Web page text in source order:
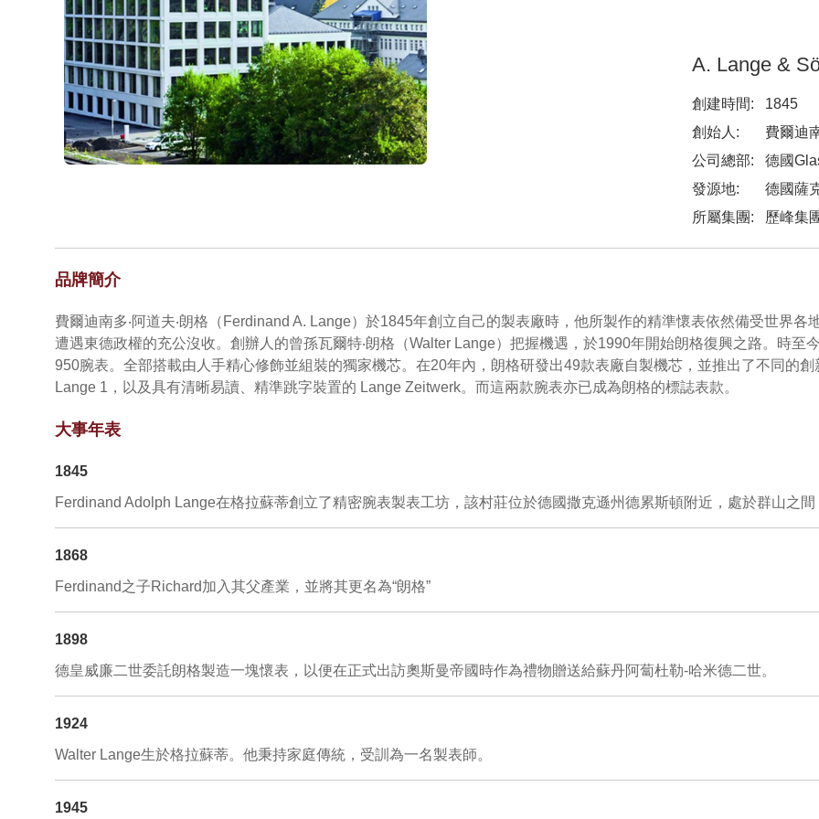
A. Lange &
創建時間:
1845
創始人:
費爾迪
公司總部:
德國
發源地:
德國薩
所屬集團:
歷峰集
品牌簡介
費爾迪南多‧阿道夫‧朗格（Ferdinand A. Lange）於1845年創立自己的製表廠時，他所製作的精準懷表依然備受世界
遭遇東德政權的充公沒收。創辦人的曾孫瓦爾特‧朗格（Walter Lange）把握機遇，於1990年開始朗格復興之路。時至
950腕表。全部搭載由人手精心修飾並組裝的獨家機芯。在20年內，朗格研發出49款表廠自製機芯，並推出了不同的
Lange 1，以及具有清晰易讀、精準跳字裝置的 Lange Zeitwerk。而這兩款腕表亦已成為朗格的標誌表款。
大事年表
1845
Ferdinand Adolph Lange在格拉蘇蒂創立了精密腕表製表工坊，該村莊位於德國撒克遜州德累斯頓附近，處於群山之間
1868
Ferdinand之子Richard加入其父產業，並將其更名為“朗格”
1898
德皇威廉二世委託朗格製造一塊懷表，以便在正式出訪奧斯曼帝國時作為禮物贈送給蘇丹阿蔔杜勒-哈米德二世。
1924
Walter Lange生於格拉蘇蒂。他秉持家庭傳統，受訓為一名製表師。
1945